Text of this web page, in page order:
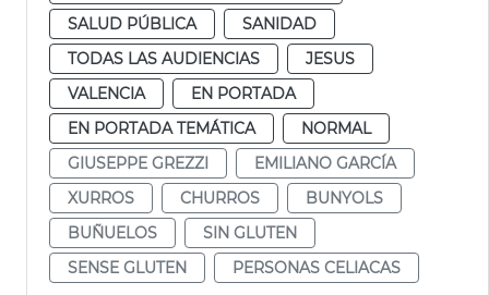
SALUD PÚBLICA
SANIDAD
TODAS LAS AUDIENCIAS
JESUS
VALENCIA
EN PORTADA
EN PORTADA TEMÁTICA
NORMAL
GIUSEPPE GREZZI
EMILIANO GARCÍA
XURROS
CHURROS
BUNYOLS
BUÑUELOS
SIN GLUTEN
SENSE GLUTEN
PERSONAS CELIACAS